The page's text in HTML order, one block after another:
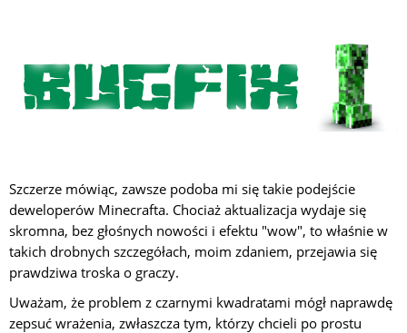
Szczerze mówiąc, zawsze podoba mi się takie podejście
deweloperów Minecrafta. Chociaż aktualizacja wydaje się
skromna, bez głośnych nowości i efektu "wow", to właśnie w
takich drobnych szczegółach, moim zdaniem, przejawia się
prawdziwa troska o graczy.
Uważam, że problem z czarnymi kwadratami mógł naprawdę
zepsuć wrażenia, zwłaszcza tym, którzy chcieli po prostu